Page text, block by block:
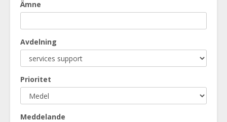
Ämne
Avdelning
Prioritet
Meddelande